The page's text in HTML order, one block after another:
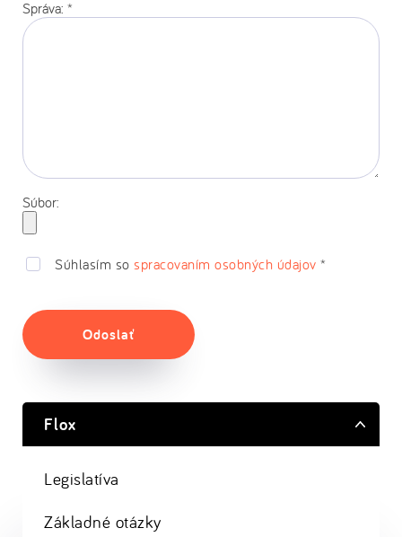
Správa: *
Súbor:
Súhlasím so spracovaním osobných údajov *
Odoslať
Flox
Legislatíva
Základné otázky